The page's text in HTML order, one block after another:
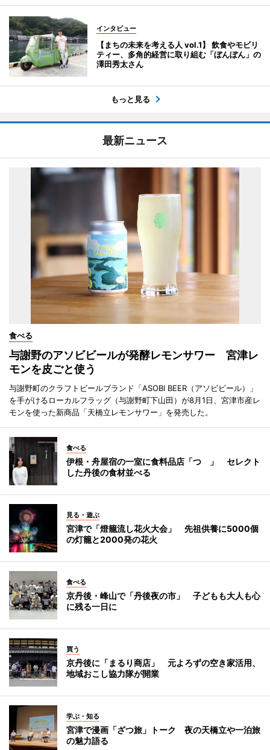
インタビュー
【まちの未来を考える人 vol.1】 飲食やモビリ
ティー、多角的経営に取り組む「ぼんぼん」の
澤田秀太さん
もっと見る
最新ニュース
食べる
与謝野のアソビビールが発酵レモンサワー 宮津レ
モンを皮ごと使う
与謝野町のクラフトビールブランド「ASOBI BEER（アソビビール）」
を手がけるローカルフラッグ（与謝野町下山田）が8月1日、宮津市産レ
モンを使った新商品「天橋立レモンサワー」を発売した。
食べる
伊根・舟屋宿の一室に食料品店「つゝ」 セレクト
した丹後の食材並べる
見る・遊ぶ
宮津で「燈籠流し花火大会」 先祖供養に5000個
の灯籠と2000発の花火
食べる
京丹後・峰山で「丹後夜の市」 子どもも大人も心
に残る一日に
買う
京丹後に「まるり商店」 元よろずの空き家活用、
地域おこし協力隊が開業
学ぶ・知る
宮津で漫画「ざつ旅」トーク 夜の天橋立や一泊旅
の魅力語る